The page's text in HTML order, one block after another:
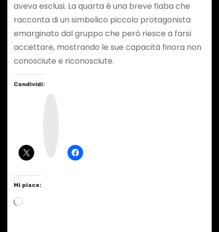
aveva esclusi. La quarta è una breve fiaba che
racconta di un simbolico piccolo protagonista
emarginato dal gruppo che però riesce a farsi
accettare, mostrando le sue capacità finora non
conosciute e riconosciute.
Condividi:
Mi piace:
C